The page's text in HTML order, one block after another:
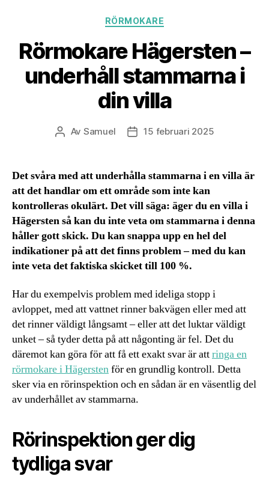
Kategorier
RÖRMOKARE
Rörmokare Hägersten –
underhåll stammarna i
din villa
Inläggsförfattare
Av Samuel Inläggsdatum
15 februari 2025
Det svåra med att underhålla stammarna i en villa är
att det handlar om ett område som inte kan
kontrolleras okulärt. Det vill säga: äger du en villa i
Hägersten så kan du inte veta om stammarna i denna
håller gott skick. Du kan snappa upp en hel del
indikationer på att det finns problem – med du kan
inte veta det faktiska skicket till 100 %.
Har du exempelvis problem med ideliga stopp i
avloppet, med att vattnet rinner bakvägen eller med att
det rinner väldigt långsamt – eller att det luktar väldigt
unket – så tyder detta på att någonting är fel. Det du
däremot kan göra för att få ett exakt svar är attringa en
rörmokare i Hägerstenför en grundlig kontroll. Detta
sker via en rörinspektion och en sådan är en väsentlig del
av underhållet av stammarna.
Rörinspektion ger dig
tydliga svar